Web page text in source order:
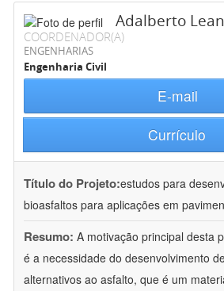
Adalberto
COORDENADOR(A)
ENGENHARIAS
Engenharia Civil
E-mail
Currículo
Título do Projeto:estudos para
bioasfaltos para aplicações em
Resumo: A motivação principal desta
é a necessidade do desenvolvimento
alternativos ao asfalto, que é um